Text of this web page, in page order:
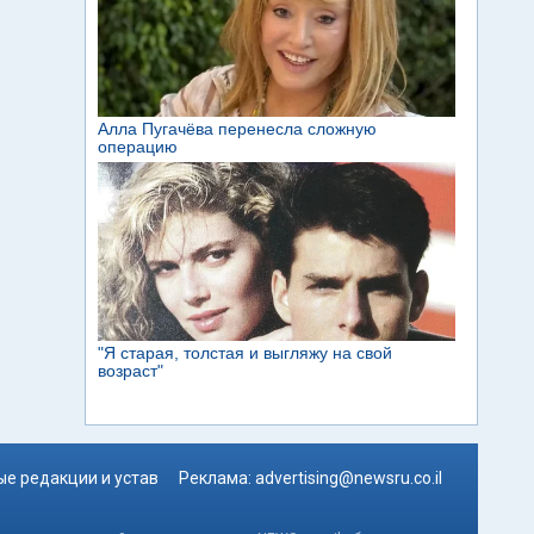
редакции и устав Реклама: advertising@newsru.co.il